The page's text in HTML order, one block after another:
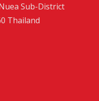
Sub-District
Thailand